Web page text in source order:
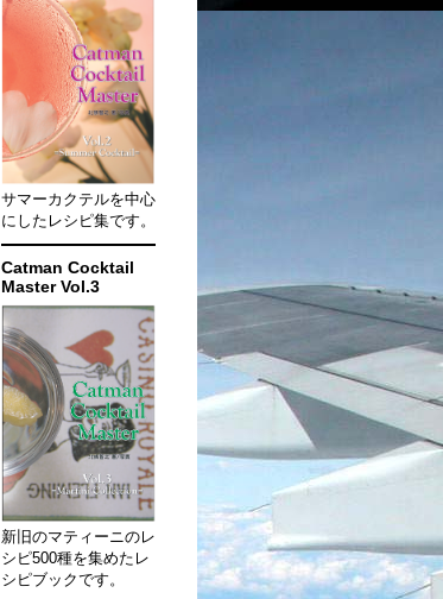
サマーカクテルを中心
にしたレシピ集です。
Catman Cocktail
Master Vol.3
新旧のマティーニのレ
シピ500種を集めたレ
シピブックです。